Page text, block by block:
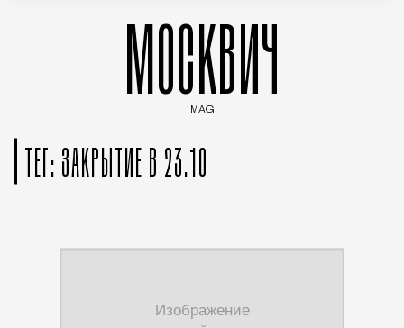
МОСКВИЧ
MAG
ТЕГ: ЗАКРЫТИЕ В 23.10